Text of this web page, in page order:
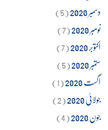
دسمبر 2020
(5)
نومبر 2020
(7)
اکتوبر 2020
(7)
ستمبر 2020
(5)
اگست 2020
(1)
جولائی 2020
(2)
جون 2020
(4)